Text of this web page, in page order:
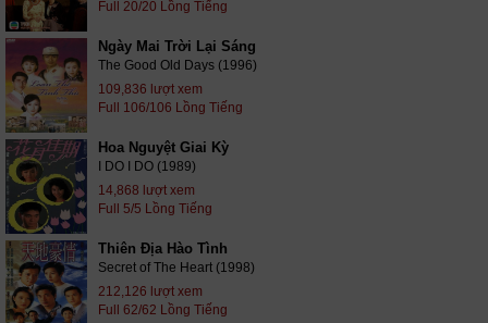
Full 20/20 Lồng Tiếng
Ngày Mai Trời Lại Sáng
The Good Old Days (1996)
109,836 lượt xem
Full 106/106 Lồng Tiếng
Hoa Nguyệt Giai Kỳ
I DO I DO (1989)
14,868 lượt xem
Full 5/5 Lồng Tiếng
Thiên Địa Hào Tình
Secret of The Heart (1998)
212,126 lượt xem
Full 62/62 Lồng Tiếng